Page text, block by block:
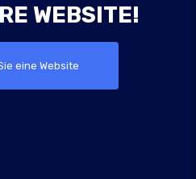
WEBSITE!
eine Website